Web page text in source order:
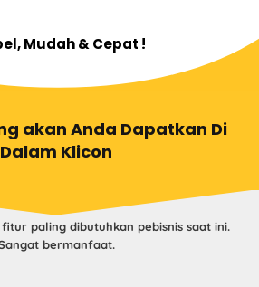
Mudah & Cepat !
akan Anda Dapatkan Di
Dalam Klicon
paling dibutuhkan pebisnis saat ini.
bermanfaat.